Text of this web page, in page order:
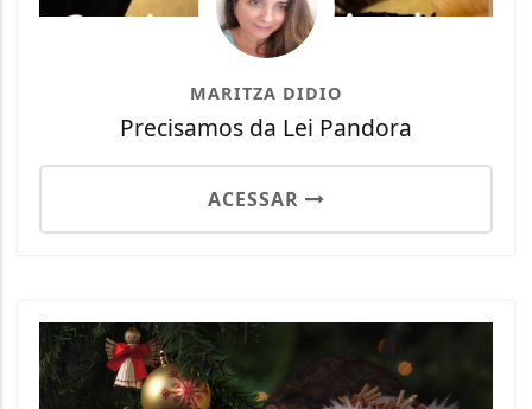
MARITZA DIDIO
Precisamos da Lei Pandora
ACESSAR